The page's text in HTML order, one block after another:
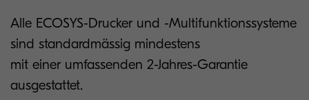
Alle ECOSYS-Drucker und -Multifunktionssysteme
sind standardmässig mindestens
mit einer umfassenden 2-Jahres-Garantie
ausgestattet.